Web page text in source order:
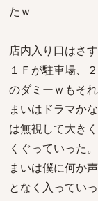
たｗ
店内入り口はさ
１Ｆが駐車場、
のダミーｗもそ
まいはドラマか
は無視して大き
くぐっていった。
まいは僕に何か
となく入っていっ